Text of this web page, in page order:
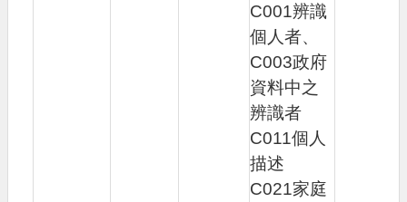
C001辨識
個人者、
C003政府
資料中之
辨識者
C011個人
描述
C021家庭